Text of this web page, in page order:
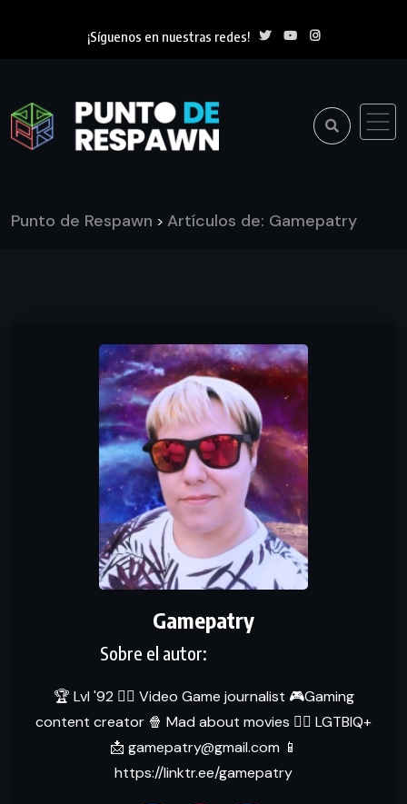
¡Síguenos en nuestras redes!
Punto de Respawn > Artículos de: Gamepatry
Gamepatry
🏆 Lvl '92 ✍🏻 Video Game journalist 🎮Gaming
content creator 🍿 Mad about movies 🏳‍🌈 LGTBIQ+
📩 gamepatry@gmail.com 📱
https://linktr.ee/gamepatry